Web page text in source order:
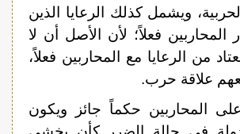
ويشمل كذلك الرعايا الذين
المحاربين فعلاً؛ لأن الأصل أن لا
من الرعايا مع المحاربين فعلاً،
علاقة حرب.
المحاربين حكماً جائز ويكون